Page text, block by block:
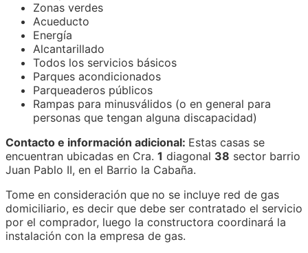
Zonas verdes
Acueducto
Energía
Alcantarillado
Todos los servicios básicos
Parques acondicionados
Parqueaderos públicos
Rampas para minusválidos (o en general para
personas que tengan alguna discapacidad)
Contacto e información adicional: Estas casas se
encuentran ubicadas en Cra. 1 diagonal 38 sector barrio
Juan Pablo II, en el Barrio la Cabaña.
Tome en consideración que no se incluye red de gas
domiciliario, es decir que debe ser contratado el servicio
por el comprador, luego la constructora coordinará la
instalación con la empresa de gas.